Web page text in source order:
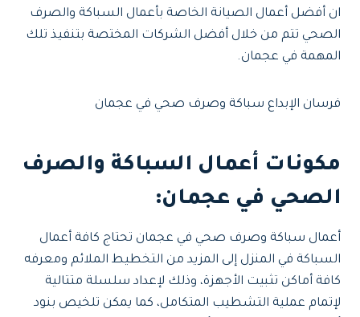
ان أفضل أعمال الصيانة الخاصة بأعمال السباكة والصرف
الصحي تتم من خلال أفضل الشركات المختصة بتنفيذ تلك
المهمة في عجمان.
فرسان الإبداع سباكة وصرف صحي في عجمان
مكونات أعمال السباكة والصرف
الصحي في عجمان:
أعمال سباكة وصرف صحي في عجمان تحتاج كافة أعمال
السباكة في المنزل إلى المزيد من التخطيط الملائم ومعرفه
كافة أماكن تثبيت الأجهزة، وذلك لإعداد سلسلة متتالية
لإتمام عملية التشطيب المتكامل، كما يمكن تلخيص بنود